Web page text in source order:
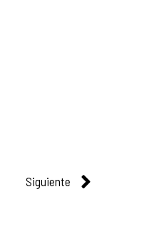
Siguiente